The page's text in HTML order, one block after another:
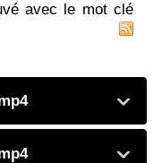
avec le mot clé